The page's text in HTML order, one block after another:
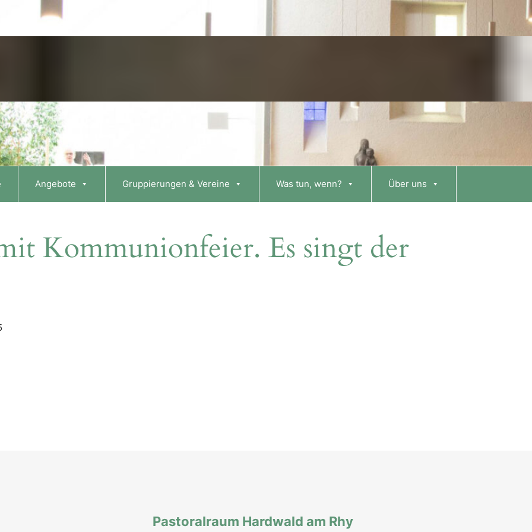
Angebote Gruppierungen & Vereine Was tun, wenn? Über uns
Kommunionfeier. Es singt der
Pastoralraum Hardwald am Rhy